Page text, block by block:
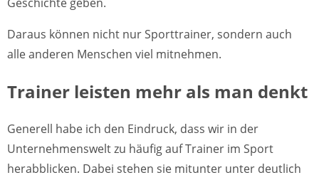
Daraus können nicht nur Sporttrainer, sondern auch
alle anderen Menschen viel mitnehmen.
Trainer leisten mehr als man denkt
Generell habe ich den Eindruck, dass wir in der
Unternehmenswelt zu häufig auf Trainer im Sport
herabblicken. Dabei stehen sie mitunter unter deutlich